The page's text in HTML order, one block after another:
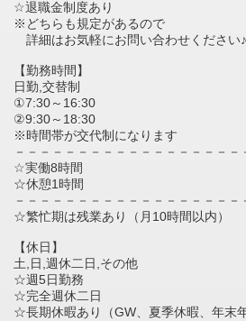
☆退職金制度あり
※どちらも規定があるので
詳細はお気軽にお問い合わせください♪
【勤務時間】
日勤,交替制
①7:30～16:30
②9:30～18:30
※時間帯が交代制になります
－－－－－－－－－－－－－－－－－－
☆実働8時間
☆休憩1時間
－－－－－－－－－－－－－－－－－－
☆繁忙期は残業あり（月10時間以内）
【休日】
土,日,週休二日,その他
☆週5日勤務
☆完全週休二日
☆長期休暇あり（GW、夏季休暇、年末